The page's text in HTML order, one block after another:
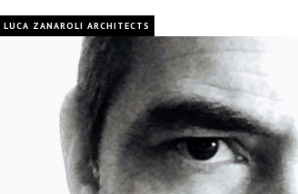
LUCA ZANAROLI ARCHITECTS